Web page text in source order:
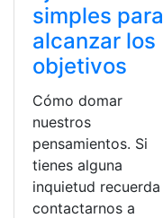
simples para
alcanzar los
objetivos
Cómo domar
nuestros
pensamientos. Si
tienes alguna
inquietud recuerda
contactarnos a